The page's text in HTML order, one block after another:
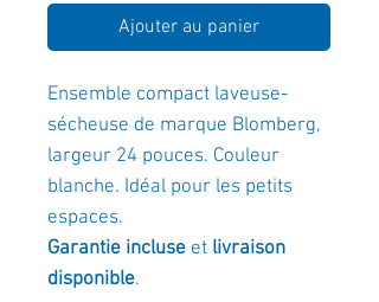
Ajouter au panier
Ensemble compact laveuse-
sécheuse de marque Blomberg,
largeur 24 pouces. Couleur
blanche. Idéal pour les petits
espaces.
Garantie incluse et livraison
disponible.